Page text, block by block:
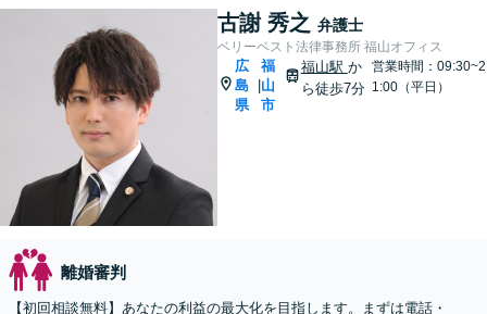
古謝 秀之 弁護士
ベリーベスト法律事務所 福山オフィス
広
島
県
福
山
市
福山駅 か
ら徒歩7分
営業時間：09:30~2
1:00（平日）
離婚審判
【初回相談無料】あなたの利益の最大化を目指します。まずは電話・